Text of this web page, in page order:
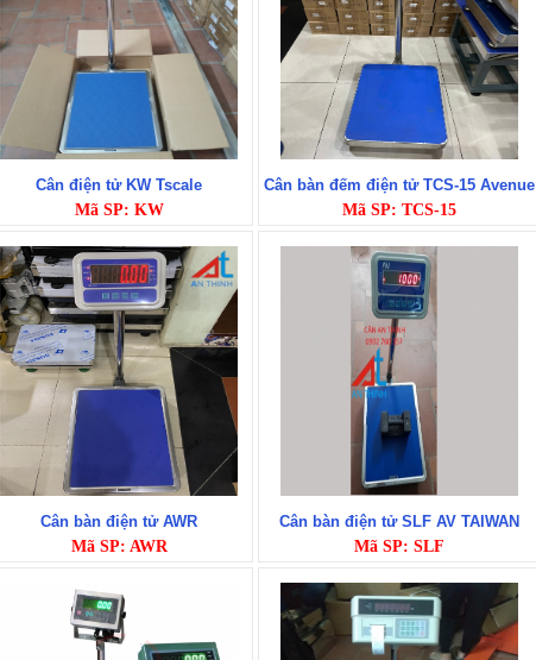
Cân điện tử KW Tscale
Mã SP: KW
Cân bàn đếm điện tử TCS-15 Avenue
Mã SP: TCS-15
Cân bàn điện tử AWR
Mã SP: AWR
Cân bàn điện tử SLF AV TAIWAN
Mã SP: SLF